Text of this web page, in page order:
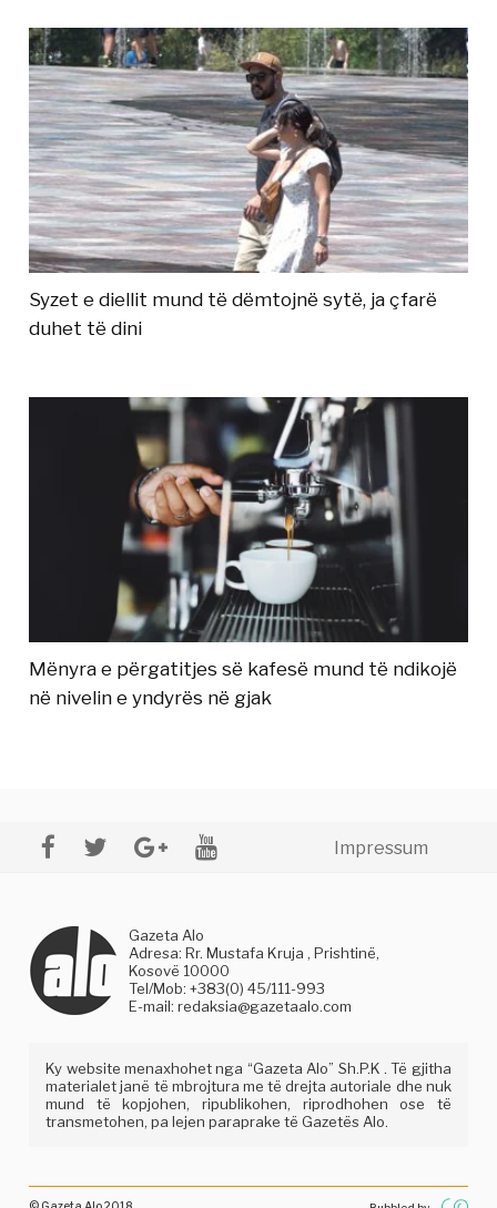
Syzet e diellit mund të dëmtojnë sytë, ja çfarë
duhet të dini
Mënyra e përgatitjes së kafesë mund të ndikojë
në nivelin e yndyrës në gjak
Impressum
Gazeta Alo
Adresa: Rr. Mustafa Kruja , Prishtinë,
Kosovë 10000
Tel/Mob: +383(0) 45/111-993
E-mail:redaksia@gazetaalo.com
Ky website menaxhohet nga “Gazeta Alo” Sh.P.K . Të gjitha
materialet janë të mbrojtura me të drejta autoriale dhe nuk
mund të kopjohen, ripublikohen, riprodhohen ose të
transmetohen, pa lejen paraprake të Gazetës Alo.